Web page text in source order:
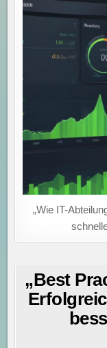
„Wie IT-
„Best